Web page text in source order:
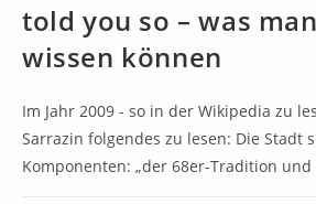
told you so – was
wissen können
Im Jahr 2009 - so in der Wikipedia zu
Sarrazin folgendes zu lesen: Die Stadt
Komponenten: „der 68er-Tradition